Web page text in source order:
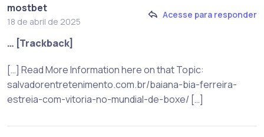
mostbet
18 de abril de 2025
Acesse para responder
… [Trackback]
[…] Read More Information here on that Topic:
salvadorentretenimento.com.br/baiana-bia-ferreira-
estreia-com-vitoria-no-mundial-de-boxe/ […]